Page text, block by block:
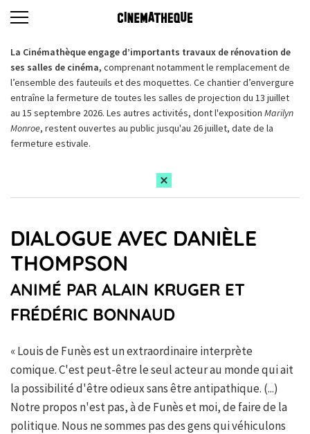
La Cinémathèque engage d’importants travaux de rénovation de
ses salles de cinéma, comprenant notamment le remplacement de
l’ensemble des fauteuils et des moquettes. Ce chantier d’envergure
entraîne la fermeture de toutes les salles de projection du 13 juillet
au 15 septembre 2026. Les autres activités, dont l'exposition Marilyn
Monroe, restent ouvertes au public jusqu'au 26 juillet, date de la
fermeture estivale.
DIALOGUE AVEC DANIÈLE
THOMPSON
ANIMÉ PAR ALAIN KRUGER ET
FRÉDÉRIC BONNAUD
« Louis de Funès est un extraordinaire interprète
comique. C'est peut-être le seul acteur au monde qui ait
la possibilité d'être odieux sans être antipathique. (...)
Notre propos n'est pas, à de Funès et moi, de faire de la
politique. Nous ne sommes pas des gens qui véhiculons